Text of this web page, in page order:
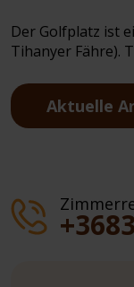
Der Golfplatz ist
Tihanyer Fähre).
Aktuelle